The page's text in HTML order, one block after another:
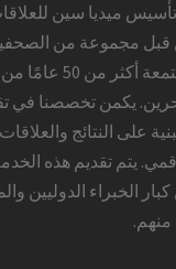
ميديا سين
مجموعة من
مجتمعة
يكمن تخصصنا في
على النتائج
يتم تقديم هذه
الخبراء الدوليين